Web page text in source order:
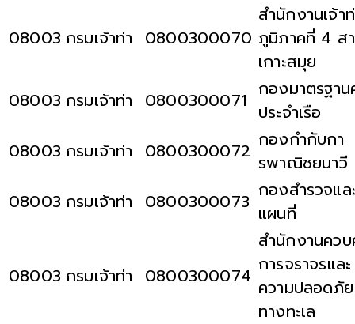
08003 กรมเจ้าท่า 0800300070
สำนักงานเจ้า
ภูมิภาคที่ 4 ส
เกาะสมุย
08003 กรมเจ้าท่า 0800300071 กองมาตรฐา
ประจำเรือ
08003 กรมเจ้าท่า 0800300072 กองกำกับกา
รพาณิชยนาวี
08003 กรมเจ้าท่า 0800300073 กองสำรวจแล
แผนที่
08003 กรมเจ้าท่า 0800300074
สำนักงานคว
การจราจรและ
ความปลอดภัย
ทางทะเล